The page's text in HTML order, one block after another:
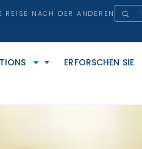
REISE NACH DER ANDEREN
ERFORSCHEN SIE